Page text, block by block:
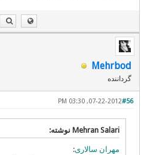
Mehrbod
گرداننده
#56
07-22-2012, 03:30 PM
Mehran Salari نوشته:
مهران سالاری: